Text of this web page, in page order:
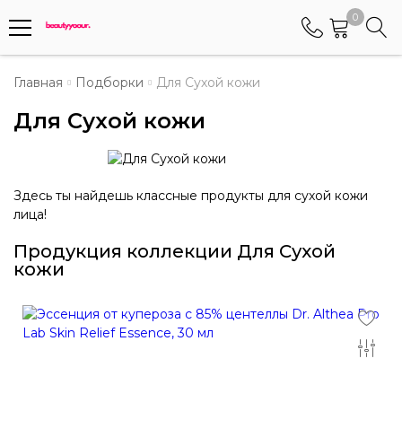
0
Телефоны
+375 (29) 8405655
Контактный номер для обращения граждан
Главная Подборки Для Сухой кожи
Для Сухой кожи
Здесь ты найдешь классные продукты для сухой кожи
лица!
Продукция коллекции Для Сухой
кожи